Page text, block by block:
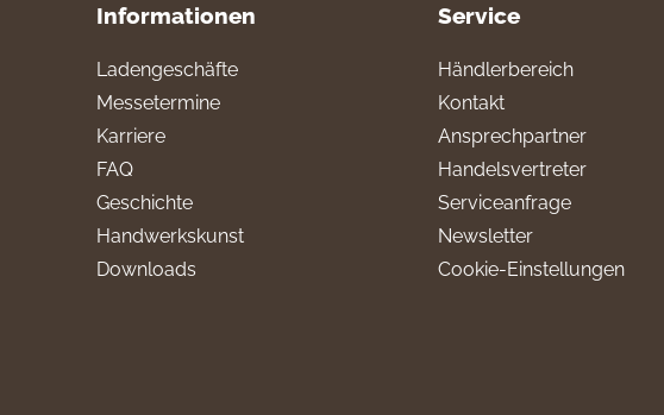
Informationen
Ladengeschäfte
Messetermine
Karriere
FAQ
Geschichte
Handwerkskunst
Downloads
Service
Händlerbereich
Kontakt
Ansprechpartner
Handelsvertreter
Serviceanfrage
Newsletter
Cookie-Einstellungen